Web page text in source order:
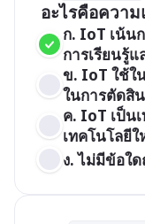
อะไรคือควา
ก. IoT เน้น
การเรียนรู้
ข. IoT ใช้ใ
ในการตัดสิ
ค. IoT เป็น
เทคโนโลยีใ
ง. ไม่มีข้อใ